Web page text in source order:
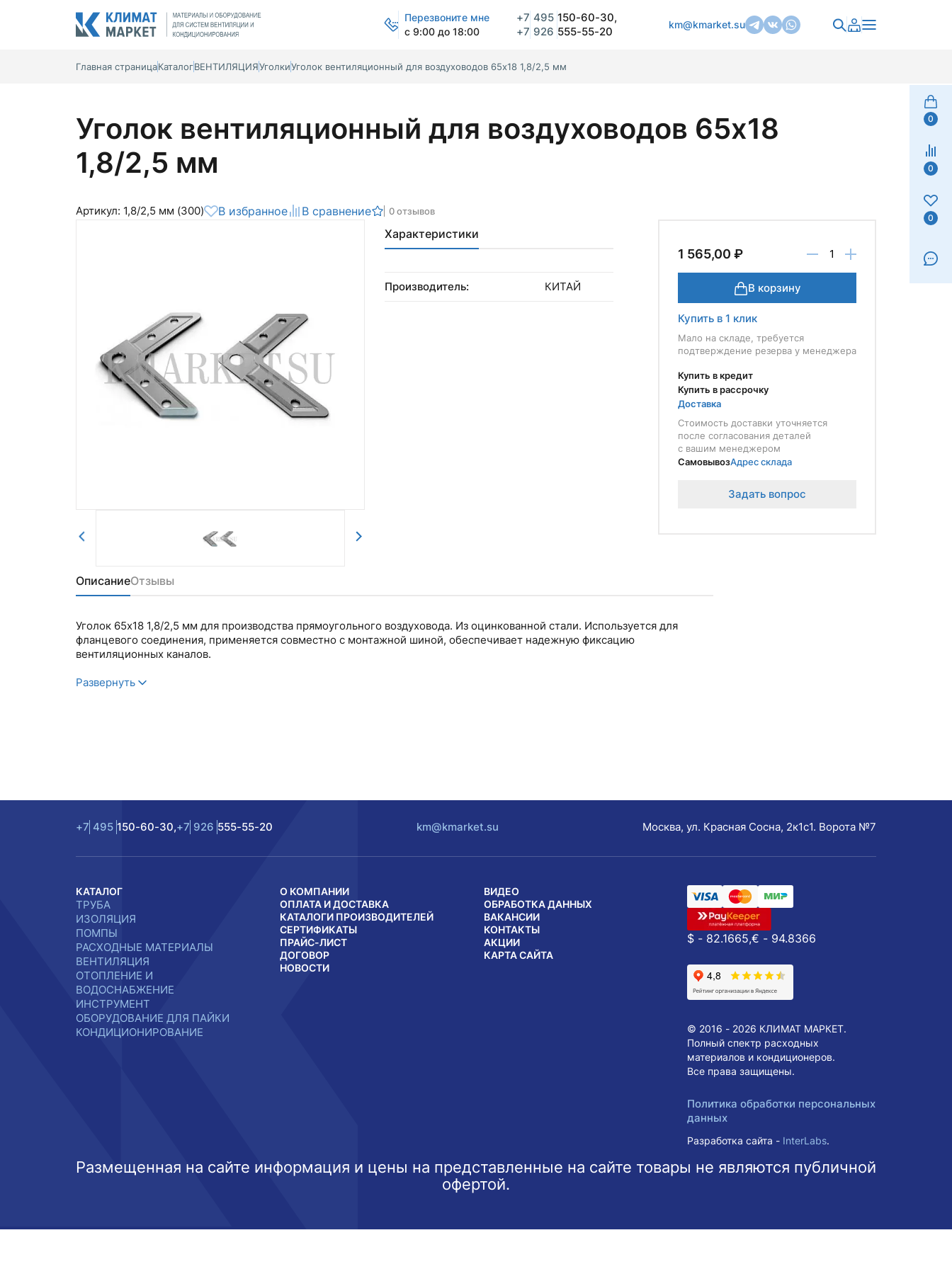
Перезвоните мне
с 9:00 до 18:00
+7 495 150-60-30,
+7 926 555-55-20
km@kmarket.su
0
0
0
Главная страницаКаталогВЕНТИЛЯЦИЯУголкиУголок вентиляционный для воздуховодов 65х18 1,8/2,5 мм
Уголок вентиляционный для воздуховодов 65х18
1,8/2,5 мм
Артикул: 1,8/2,5 мм (300) В избранное В сравнение 0 отзывов
Характеристики
Производитель: КИТАЙ
1 565,00 ₽
В корзину
Купить в 1 клик
Мало на складе, требуется
подтверждение резерва у менеджера
Купить в кредит
Купить в рассрочку
Доставка
Стоимость доставки уточняется
после согласования деталей
с вашим менеджером
СамовывозАдрес склада
Задать вопрос
ОписаниеОтзывы
Уголок 65х18 1,8/2,5 мм для производства прямоугольного воздуховода. Из оцинкованной стали. Используется для
фланцевого соединения, применяется совместно с монтажной шиной, обеспечивает надежную фиксацию
вентиляционных каналов.
Развернуть
Комментарий
Для оформления заказа необходимо
войти в личный кабинет.
Авторизоваться
+7 495 150-60-30,+7 926 555-55-20 km@kmarket.su Москва, ул. Красная Сосна, 2к1с1. Ворота №7
КАТАЛОГ
ТРУБА
ИЗОЛЯЦИЯ
ПОМПЫ
РАСХОДНЫЕ МАТЕРИАЛЫ
ВЕНТИЛЯЦИЯ
ОТОПЛЕНИЕ И
ВОДОСНАБЖЕНИЕ
ИНСТРУМЕНТ
ОБОРУДОВАНИЕ ДЛЯ ПАЙКИ
КОНДИЦИОНИРОВАНИЕ
О КОМПАНИИ
ОПЛАТА И ДОСТАВКА
КАТАЛОГИ ПРОИЗВОДИТЕЛЕЙ
СЕРТИФИКАТЫ
ПРАЙС-ЛИСТ
ДОГОВОР
НОВОСТИ
ВИДЕО
ОБРАБОТКА ДАННЫХ
ВАКАНСИИ
КОНТАКТЫ
АКЦИИ
КАРТА САЙТА
$ - 82.1665,€ - 94.8366
© 2016 - 2026 КЛИМАТ МАРКЕТ.
Полный спектр расходных
материалов и кондиционеров.
Все права защищены.
Политика обработки персональных
данных
Разработка сайта - InterLabs.
Размещенная на сайте информация и цены на представленные на сайте товары не являются публичной
офертой.